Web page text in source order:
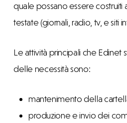
quale possano essere costruiti
testate (giornali, radio, tv, e siti
Le attività principali che Edinet
delle necessità sono:
mantenimento della
produzione e invio dei